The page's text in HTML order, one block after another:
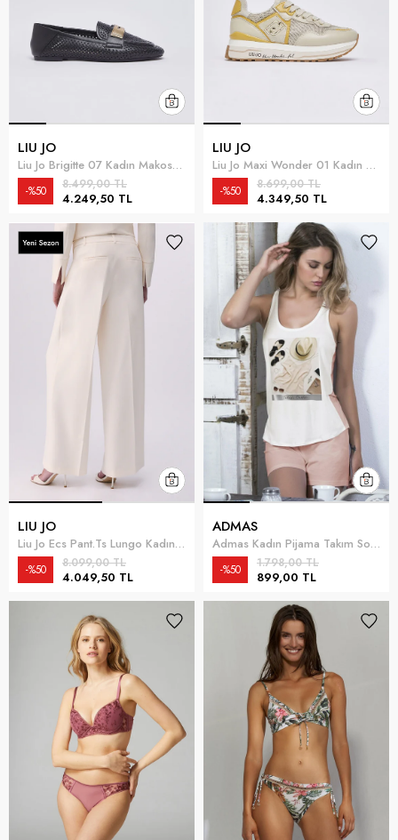
LIU JO
Liu Jo Brigitte 07 Kadın Makosen Ayakkabı Siyah
4.249,50 TL
8.499,00 TL
%50
LIU JO
Liu Jo Maxi Wonder 01 Kadın Sneaker Çok Renkli
4.349,50 TL
8.699,00 TL
%50
LIU JO
Liu Jo Ecs Pant.Ts Lungo Kadın Pantolon Krem
4.049,50 TL
8.099,00 TL
%50
ADMAS
Admas Kadın Pijama Takım Somon
899,00 TL
1.798,00 TL
%50